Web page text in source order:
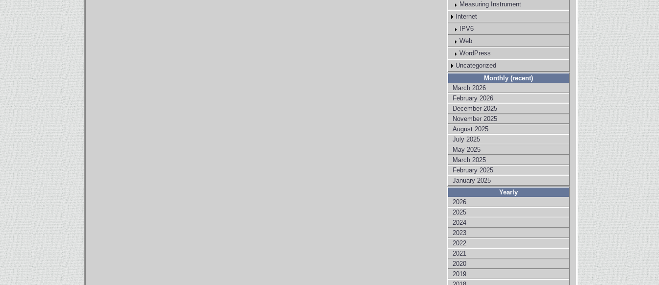
Measuring Instrument
Internet
IPV6
Web
WordPress
Uncategorized
Monthly (recent)
March 2026
February 2026
December 2025
November 2025
August 2025
July 2025
May 2025
March 2025
February 2025
January 2025
Yearly
2026
2025
2024
2023
2022
2021
2020
2019